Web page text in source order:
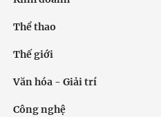
Thể thao
Thế giới
Văn hóa - Giải trí
Công nghệ